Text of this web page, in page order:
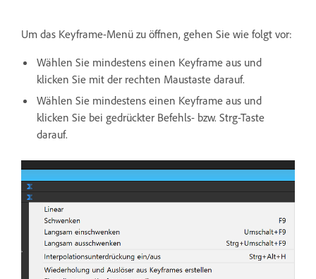
Um das Keyframe-Menü zu öffnen, gehen Sie wie folgt vor:
Wählen Sie mindestens einen Keyframe aus und
klicken Sie mit der rechten Maustaste darauf.
Wählen Sie mindestens einen Keyframe aus und
klicken Sie bei gedrückter Befehls- bzw. Strg-Taste
darauf.